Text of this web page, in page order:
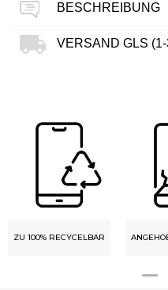
BESCHREIBUNG
VERSAND GLS
RECYCELBAR ANGEHOBENE